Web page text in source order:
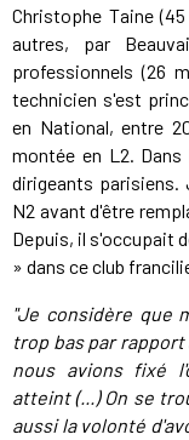
Christophe Taine
autres, par
professionnels (26
technicien s'est
en National, entre
montée en L2.
dirigeants parisiens.
N2 avant d'être
Depuis, il s'occupait
» dans ce club
"Je considère que
trop bas par rapport
nous avions fixé
atteint (...) On se
aussi la volonté